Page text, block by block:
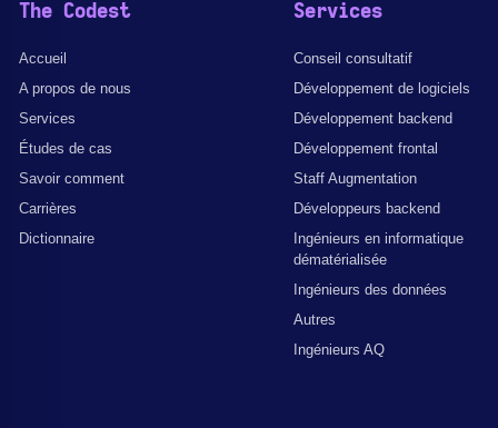
The Codest
Accueil
A propos de nous
Services
Études de cas
Savoir comment
Carrières
Dictionnaire
Services
Conseil consultatif
Développement de logiciels
Développement backend
Développement frontal
Staff Augmentation
Développeurs backend
Ingénieurs en informatique
dématérialisée
Ingénieurs des données
Autres
Ingénieurs AQ